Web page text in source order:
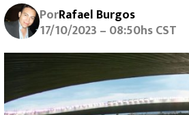
PorRafael Burgos
17/10/2023 – 08:50hs CST